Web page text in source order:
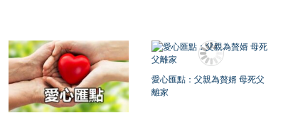
愛心匯點：父親為贅婿 母死父
離家